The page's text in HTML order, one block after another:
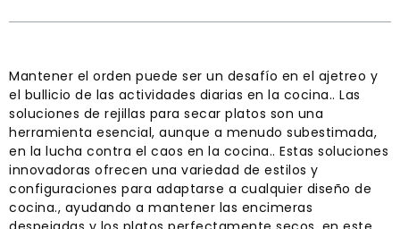
Mantener el orden puede ser un desafío en el ajetreo y
el bullicio de las actividades diarias en la cocina.. Las
soluciones de rejillas para secar platos son una
herramienta esencial, aunque a menudo subestimada,
en la lucha contra el caos en la cocina.. Estas soluciones
innovadoras ofrecen una variedad de estilos y
configuraciones para adaptarse a cualquier diseño de
cocina., ayudando a mantener las encimeras